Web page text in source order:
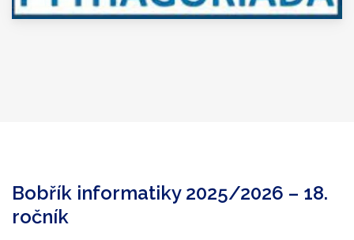
Bobřík informatiky 2025/2026 – 18.
ročník